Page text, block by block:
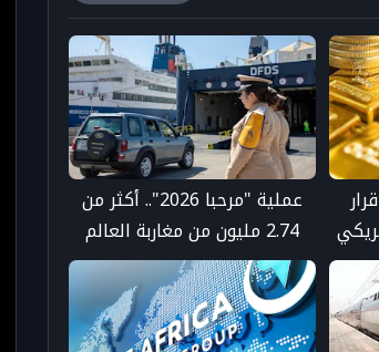
عملية "مرحبا 2026".. أكثر من
2.74 مليون من مغاربة العالم
عبروا إلى المملكة